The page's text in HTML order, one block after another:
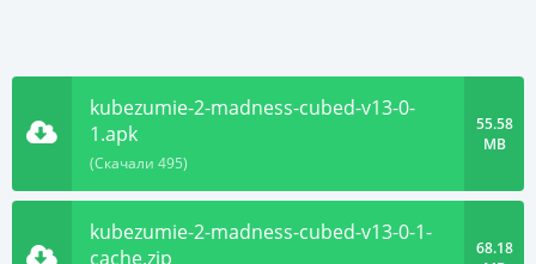
kubezumie-2-madness-cubed-v13-0-
1.apk
(Скачали 495)
55.58
MB
kubezumie-2-madness-cubed-v13-0-1-
cache.zip
68.18